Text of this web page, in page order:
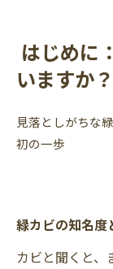
安全な暮
はじめに
いますか？
見落としがちな
初の一歩
緑カビの知名度
カビと聞くと